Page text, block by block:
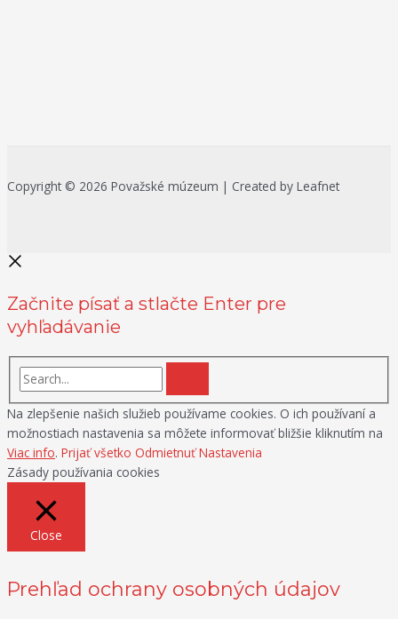
Copyright © 2026 Považské múzeum | Created by Leafnet
Začnite písať a stlačte Enter pre
vyhľadávanie
Na zlepšenie našich služieb používame cookies. O ich používaní a
možnostiach nastavenia sa môžete informovať bližšie kliknutím na
Viac info. Prijať všetko Odmietnuť Nastavenia
Zásady používania cookies
Close
Prehľad ochrany osobných údajov